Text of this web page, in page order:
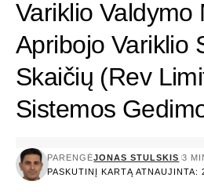
Variklio Valdymo
Apribojo Variklio
Skaičių (Rev
Sistemos
PASKUTINĮ KARTĄ ATNAUJINTA:
PARENGĖJONAS STULSKIS 3